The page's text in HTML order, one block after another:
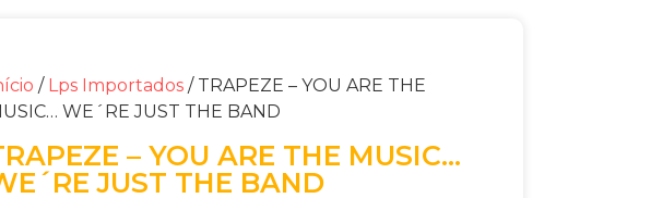
/ Lps Importados/ TRAPEZE – YOU ARE THE
WE´RE JUST THE BAND
– YOU ARE THE MUSIC…
JUST THE BAND